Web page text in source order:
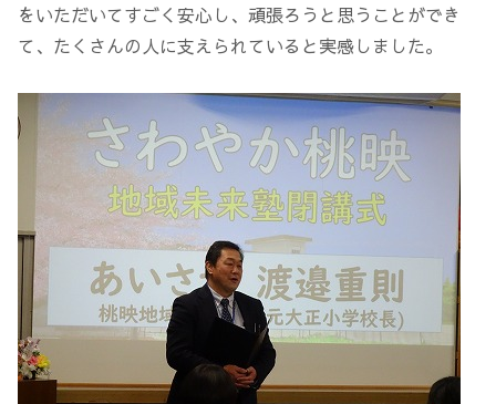
をいただいてすごく安心し、頑張ろうと思うことができ
て、たくさんの人に支えられていると実感しました。